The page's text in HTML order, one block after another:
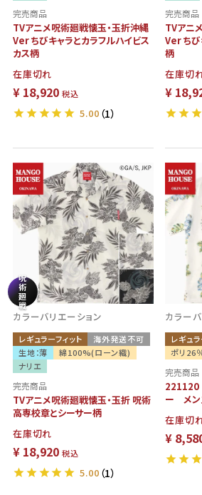
完売商品
TVアニメ呪術廻戦懐玉・玉折沖縄
Ver ちびキャラとカラフルハイビス
カス柄
在庫切れ
¥ 18,920 税込
5.00 （1）
完売商品
TVアニ
Ver ちび
柄
在庫切
¥
カラーバリエーション
レギュラーフィット
海外発送不可
生地：薄
綿100%(ローン織)
ナリエ
呪
術
廻
戦
完売商品
TVアニメ呪術廻戦懐玉・玉折 呪術
高専校章とシーサー柄
在庫切れ
¥ 18,920 税込
5.00 （1）
カラー
レギュラ
ポリ26
完売商品
221120
ー メン
在庫切
¥